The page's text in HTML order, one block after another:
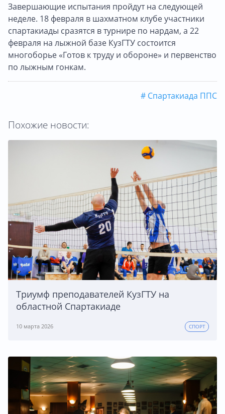
Завершающие испытания пройдут на следующей
неделе. 18 февраля в шахматном клубе участники
спартакиады сразятся в турнире по нардам, а 22
февраля на лыжной базе КузГТУ состоится
многоборье «Готов к труду и обороне» и первенство
по лыжным гонкам.
# Спартакиада ППС
Похожие новости:
Триумф преподавателей КузГТУ на
областной Спартакиаде
10 марта 2026 СПОРТ